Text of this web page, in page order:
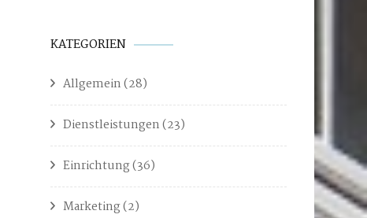
KATEGORIEN
Allgemein(28)
Dienstleistungen(23)
Einrichtung(36)
Marketing(2)